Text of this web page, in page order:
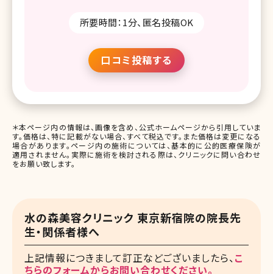
所要時間：1分、匿名投稿OK
口コミ投稿する
＊本ページ内の情報は、画像を含め、公式ホームページから引用していま
す。価格は、特に記載がない場合、すべて税込です。また価格は変更になる
場合があります。ページ内の施術については、基本的に公的医療保険が
適用されません。実際に施術を検討される際は、クリニックに問い合わせ
をお願い致します。
水の森美容クリニック 東京新宿院の院長先
生・関係者様へ
上記情報につきまして訂正などございましたら、 こ
ちらのフォームからお問い合わせください。